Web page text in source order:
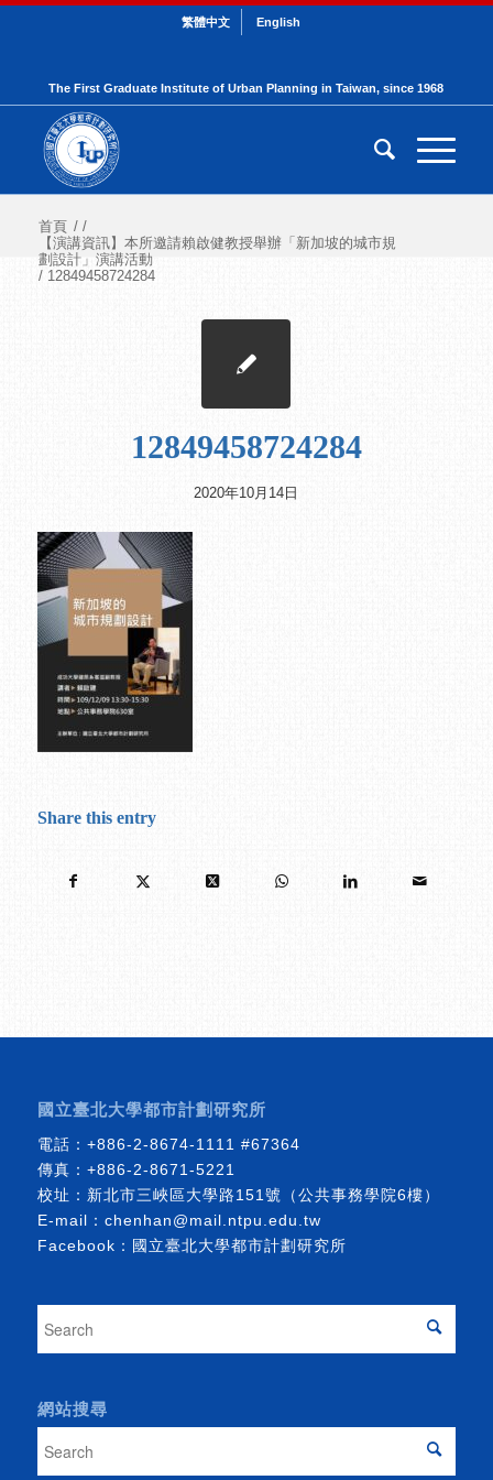
繁體中文 English
The First Graduate Institute of Urban Planning in Taiwan, since 1968
首頁 / /
【演講資訊】本所邀請賴啟健教授舉辦「新加坡的城市規
劃設計」演講活動
/ 12849458724284
12849458724284
2020年10月14日
Share this entry
國立臺北大學都市計劃研究所
電話： +886-2-8674-1111 #67364
傳真：+886-2-8671-5221
校址：新北市三峽區大學路151號（公共事務學院6樓）
E-mail： chenhan@mail.ntpu.edu.tw
Facebook： 國立臺北大學都市計劃研究所
網站搜尋